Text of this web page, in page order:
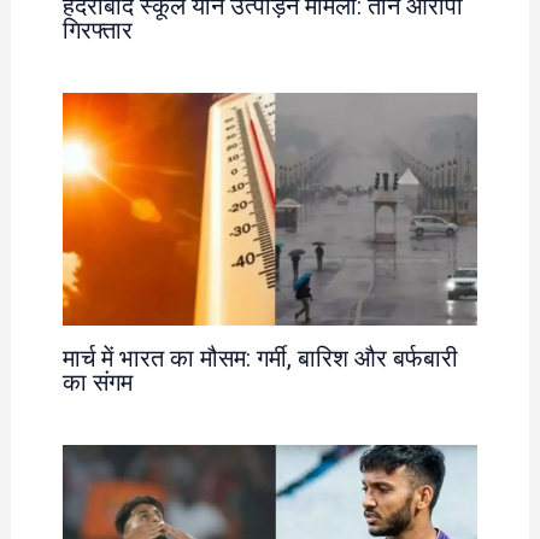
गिरफ्तार
मार्च में भारत का मौसम: गर्मी, बारिश और बर्फबारी
का संगम